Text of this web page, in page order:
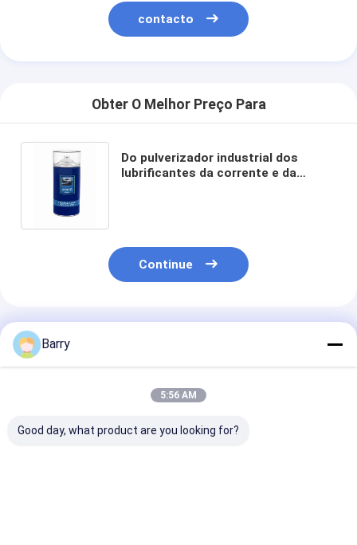
contacto
Obter O Melhor Preço Para
Do pulverizador industrial dos
lubrificantes da corrente e da
Continue
Produtos Recomendados
Barry
5:56 AM
Good day, what product are you looking for?